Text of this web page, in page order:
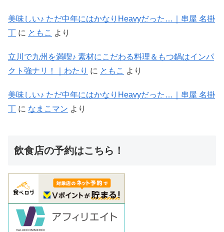
美味しい♪ ただ中年にはかなりHeavyだった…｜串屋 名掛
丁 に ともこ より
立川で九州を満喫♪ 素材にこだわる料理＆もつ鍋はインパ
クト強ナリ！｜わたり に ともこ より
美味しい♪ ただ中年にはかなりHeavyだった…｜串屋 名掛
丁 に なまこマン より
飲食店の予約はこちら！